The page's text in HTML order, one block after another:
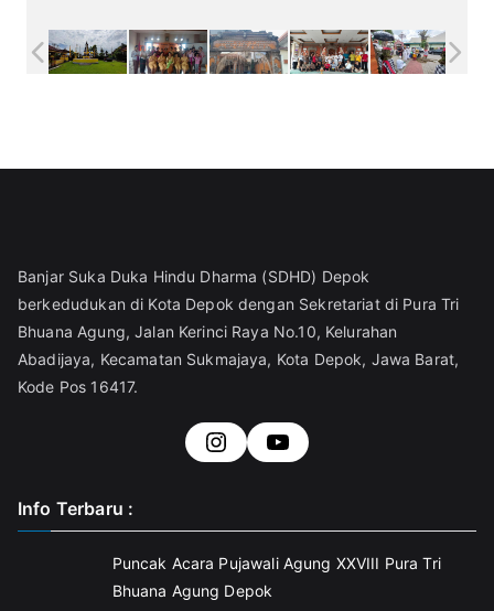
Banjar Suka Duka Hindu Dharma (SDHD) Depok
berkedudukan di Kota Depok dengan Sekretariat di Pura Tri
Bhuana Agung, Jalan Kerinci Raya No.10, Kelurahan
Abadijaya, Kecamatan Sukmajaya, Kota Depok, Jawa Barat,
Kode Pos 16417.
https://
#
Info Terbaru :
Puncak Acara Pujawali Agung XXVIII Pura Tri
Bhuana Agung Depok